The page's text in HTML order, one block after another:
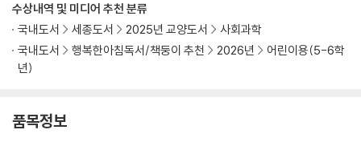
수상내역 및 미디어 추천 분류
국내도서
세종도서 2025년 교양도서
사회과학
국내도서
행복한아침독서/책둥이 추천 2026년
어린이용(5-6학
년)
품목정보